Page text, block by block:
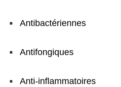
Antibactériennes
Antifongiques
Anti-inflammatoires